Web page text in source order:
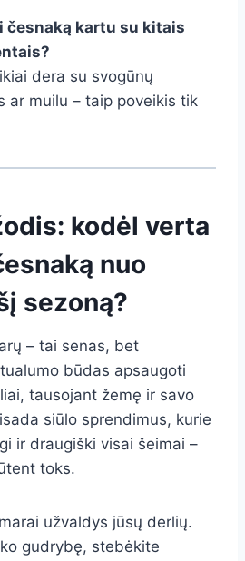
česnaką kartu su kitais
dera su svogūnų
ar muilu – taip poveikis tik
kodėl verta
nuo
sezoną?
– tai senas, bet
būdas apsaugoti
tausojant žemę ir savo
siūlo sprendimus, kurie
ir draugiški visai šeimai –
toks.
užvaldys jūsų derlių.
gudrybę, stebėkite